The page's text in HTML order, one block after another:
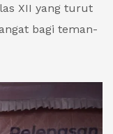
XII yang turut
bagi teman-